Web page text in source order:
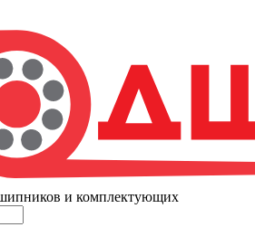
и комплектующих